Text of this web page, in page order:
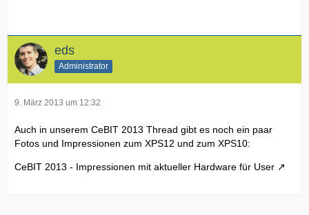
eds
Administrator
9. März 2013 um 12:32
Auch in unserem CeBIT 2013 Thread gibt es noch ein paar
Fotos und Impressionen zum XPS12 und zum XPS10:
CeBIT 2013 - Impressionen mit aktueller Hardware für User